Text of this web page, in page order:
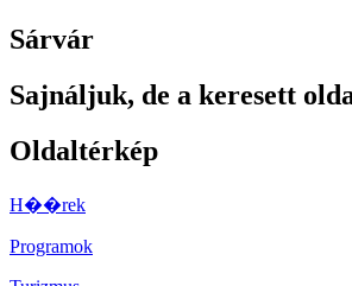
Sárvár
Sajnáljuk, de a keresett
Oldaltérkép
H��rek
Programok